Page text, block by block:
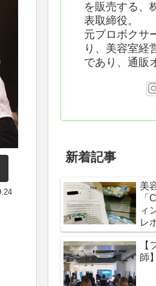
を販売する、
表取締役。
元プロボクサ
り、美容室経
であり、通販
新着記事
美
「
ィ
レ
【
師】